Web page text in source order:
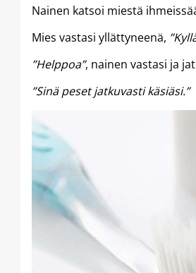
Nainen katsoi miestä
Mies vastasi yllättyneenä,
”Helppoa”, nainen vastasi ja
”Sinä peset jatkuvasti käsiäsi.”